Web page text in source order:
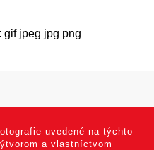
gif jpeg jpg png
uvedené na týchto
a vlastníctvom